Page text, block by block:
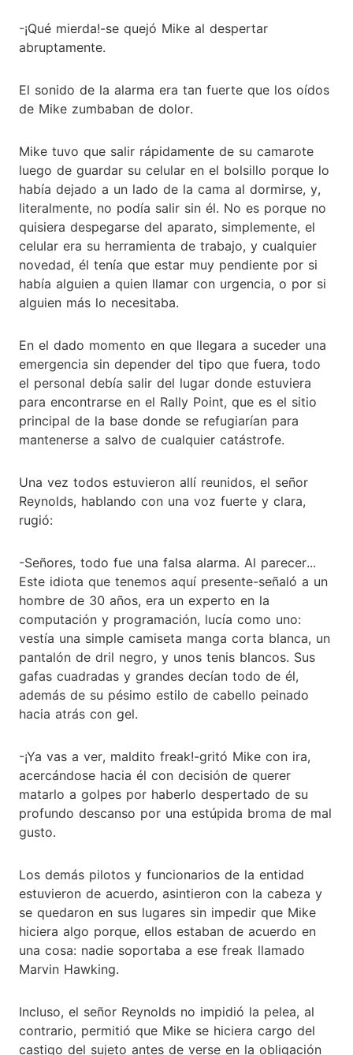
-¡Qué mierda!-se quejó Mike al despertar
abruptamente.
El sonido de la alarma era tan fuerte que los oídos
de Mike zumbaban de dolor.
Mike tuvo que salir rápidamente de su camarote
luego de guardar su celular en el bolsillo porque lo
había dejado a un lado de la cama al dormirse, y,
literalmente, no podía salir sin él. No es porque no
quisiera despegarse del aparato, simplemente, el
celular era su herramienta de trabajo, y cualquier
novedad, él tenía que estar muy pendiente por si
había alguien a quien llamar con urgencia, o por si
alguien más lo necesitaba.
En el dado momento en que llegara a suceder una
emergencia sin depender del tipo que fuera, todo
el personal debía salir del lugar donde estuviera
para encontrarse en el Rally Point, que es el sitio
principal de la base donde se refugiarían para
mantenerse a salvo de cualquier catástrofe.
Una vez todos estuvieron allí reunidos, el señor
Reynolds, hablando con una voz fuerte y clara,
rugió:
-Señores, todo fue una falsa alarma. Al parecer...
Este idiota que tenemos aquí presente-señaló a un
hombre de 30 años, era un experto en la
computación y programación, lucía como uno:
vestía una simple camiseta manga corta blanca, un
pantalón de dril negro, y unos tenis blancos. Sus
gafas cuadradas y grandes decían todo de él,
además de su pésimo estilo de cabello peinado
hacia atrás con gel.
-¡Ya vas a ver, maldito freak!-gritó Mike con ira,
acercándose hacia él con decisión de querer
matarlo a golpes por haberlo despertado de su
profundo descanso por una estúpida broma de mal
gusto.
Los demás pilotos y funcionarios de la entidad
estuvieron de acuerdo, asintieron con la cabeza y
se quedaron en sus lugares sin impedir que Mike
hiciera algo porque, ellos estaban de acuerdo en
una cosa: nadie soportaba a ese freak llamado
Marvin Hawking.
Incluso, el señor Reynolds no impidió la pelea, al
contrario, permitió que Mike se hiciera cargo del
castigo del sujeto antes de verse en la obligación